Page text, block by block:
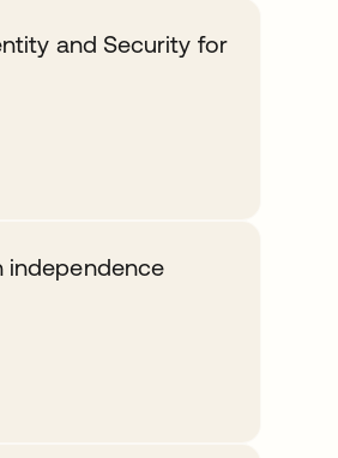
and Security for
independence